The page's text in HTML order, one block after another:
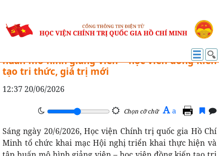
Khai mạc Hội nghị triển khai thực hiện và tập
huấn mô hình giảng viên – học viên đồng kiến
tạo tri thức, giá trị mới
12:37 20/06/2026
Chọn cỡ chữ A a
Sáng ngày 20/6/2026, Học viện Chính trị quốc gia Hồ Chí
Minh tổ chức khai mạc Hội nghị triển khai thực hiện và